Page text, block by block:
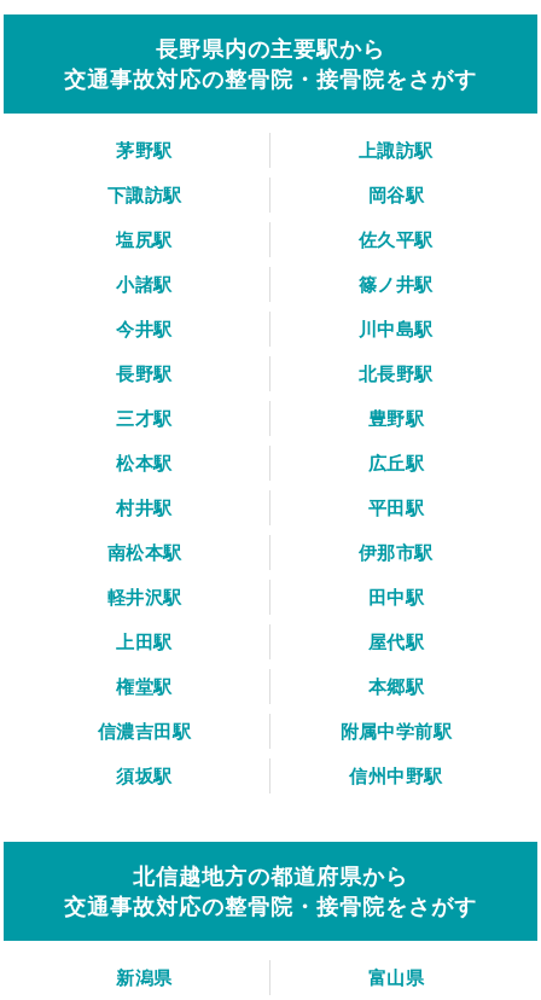
長野県内の主要駅から
交通事故対応の整骨院・接骨院をさがす
茅野駅
上諏訪駅
下諏訪駅
岡谷駅
塩尻駅
佐久平駅
小諸駅
篠ノ井駅
今井駅
川中島駅
長野駅
北長野駅
三才駅
豊野駅
松本駅
広丘駅
村井駅
平田駅
南松本駅
伊那市駅
軽井沢駅
田中駅
上田駅
屋代駅
権堂駅
本郷駅
信濃吉田駅
附属中学前駅
須坂駅
信州中野駅
北信越地方の都道府県から
交通事故対応の整骨院・接骨院をさがす
新潟県
富山県